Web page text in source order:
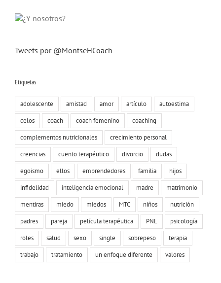
Tweets por @MontseHCoach
Etiquetas
adolescente amistad amor artículo
autoestima
celos
coach coach femenino
coaching
complementos nutricionales
crecimiento personal
creencias
cuento terapéutico divorcio
dudas
egoismo
ellos emprendedores familia
hijos
infidelidad
inteligencia emocional madre
matrimonio
mentiras
miedo miedos MTC niños
nutrición
padres
pareja película terapéutica PNL
psicología
roles
salud sexo single sobrepeso
terapia
trabajo
tratamiento un enfoque diferente valores